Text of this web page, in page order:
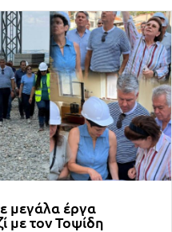
μεγάλα έργα
με τον Τοψίδη